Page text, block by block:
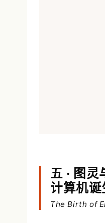
五 · 图灵
计算机诞
The Birth of